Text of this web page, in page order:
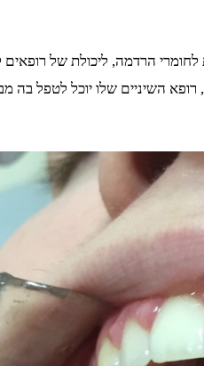
הרדמה, ליכולת של רופאים
השיניים שלו יוכל לטפל בה